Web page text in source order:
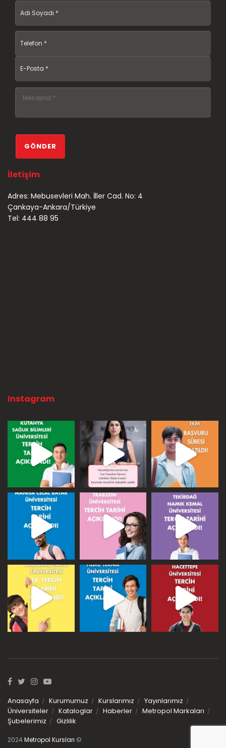
İletişim
Adres: Mebusevleri Mah. İller Cad. No: 4
Çankaya-Ankara/Türkiye
Tel: 444 88 95
Instagram
Anasayfa Kurumumuz Kurslarımız
Yayınlarımız
Üniversiteler
Kataloglar Haberler
Metropol Markaları
Şubelerimiz
Gizlilik
2024 Metropol Kursları ©